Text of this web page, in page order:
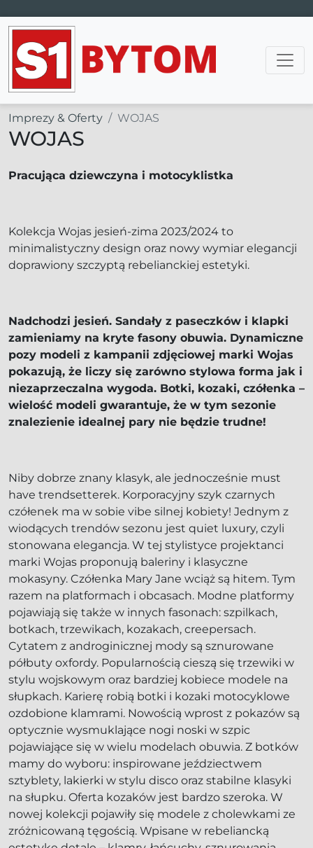
Main Navigation
Imprezy & Oferty WOJAS
WOJAS
Pracująca dziewczyna i motocyklistka
Kolekcja Wojas jesień-zima 2023/2024 to
minimalistyczny design oraz nowy wymiar elegancji
doprawiony szczyptą rebelianckiej estetyki.
Nadchodzi jesień. Sandały z paseczków i klapki
zamieniamy na kryte fasony obuwia. Dynamiczne
pozy modeli z kampanii zdjęciowej marki Wojas
pokazują, że liczy się zarówno stylowa forma jak i
niezaprzeczalna wygoda. Botki, kozaki, czółenka –
wielość modeli gwarantuje, że w tym sezonie
znalezienie idealnej pary nie będzie trudne!
Niby dobrze znany klasyk, ale jednocześnie must
have trendsetterek. Korporacyjny szyk czarnych
czółenek ma w sobie vibe silnej kobiety! Jednym z
wiodących trendów sezonu jest quiet luxury, czyli
stonowana elegancja. W tej stylistyce projektanci
marki Wojas proponują baleriny i klasyczne
mokasyny. Czółenka Mary Jane wciąż są hitem. Tym
razem na platformach i obcasach. Modne platformy
pojawiają się także w innych fasonach: szpilkach,
botkach, trzewikach, kozakach, creepersach.
Cytatem z androginicznej mody są sznurowane
półbuty oxfordy. Popularnością cieszą się trzewiki w
stylu wojskowym oraz bardziej kobiece modele na
słupkach. Karierę robią botki i kozaki motocyklowe
ozdobione klamrami. Nowością wprost z pokazów są
optycznie wysmuklające nogi noski w szpic
pojawiające się w wielu modelach obuwia. Z botków
mamy do wyboru: inspirowane jeździectwem
sztyblety, lakierki w stylu disco oraz stabilne klasyki
na słupku. Oferta kozaków jest bardzo szeroka. W
nowej kolekcji pojawiły się modele z cholewkami ze
zróżnicowaną tęgością. Wpisane w rebeliancką